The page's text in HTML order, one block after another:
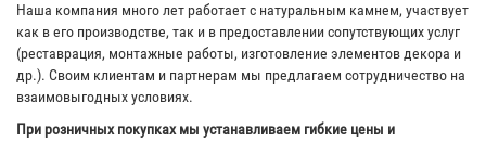
Наша компания много лет работает с натуральным камнем, участвует
как в его производстве, так и в предоставлении сопутствующих услуг
(реставрация, монтажные работы, изготовление элементов декора и
др.). Своим клиентам и партнерам мы предлагаем сотрудничество на
взаимовыгодных условиях.
При розничных покупках мы устанавливаем гибкие цены и